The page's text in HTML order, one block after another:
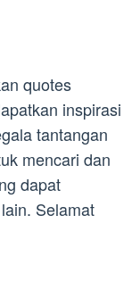
quotes
inspirasi
tantangan
mencari dan
dapat
Selamat